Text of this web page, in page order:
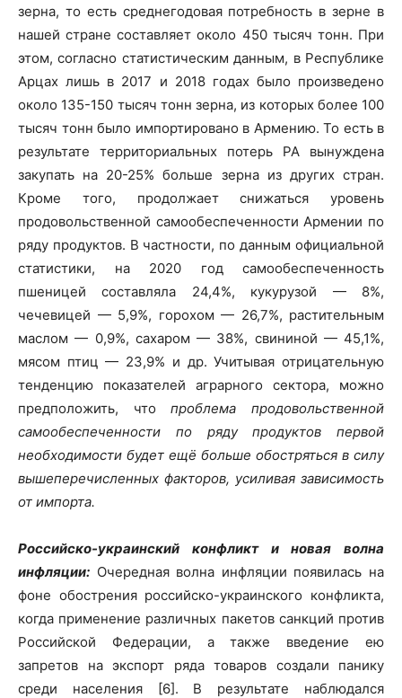
зерна, то есть среднегодовая потребность в зерне в
нашей стране составляет около 450 тысяч тонн. При
этом, согласно статистическим данным, в Республике
Арцах лишь в 2017 и 2018 годах было произведено
около 135-150 тысяч тонн зерна, из которых более 100
тысяч тонн было импортировано в Армению. То есть в
результате территориальных потерь РА вынуждена
закупать на 20-25% больше зерна из других стран.
Кроме того, продолжает снижаться уровень
продовольственной самообеспеченности Армении по
ряду продуктов. В частности, по данным официальной
статистики, на 2020 год самообеспеченность
пшеницей составляла 24,4%, кукурузой — 8%,
чечевицей — 5,9%, горохом — 26,7%, растительным
маслом — 0,9%, сахаром — 38%, свининой — 45,1%,
мясом птиц — 23,9% и др. Учитывая отрицательную
тенденцию показателей аграрного сектора, можно
предположить, чтопроблема продовольственной
самообеспеченности по ряду продуктов первой
необходимости будет ещё больше обостряться в силу
вышеперечисленных факторов, усиливая зависимость
от импорта.
Российско-украинский конфликт и новая волна
инфляции: Очередная волна инфляции появилась на
фоне обострения российско-украинского конфликта,
когда применение различных пакетов санкций против
Российской Федерации, а также введение ею
запретов на экспорт ряда товаров создали панику
среди населения [6]. В результате наблюдался